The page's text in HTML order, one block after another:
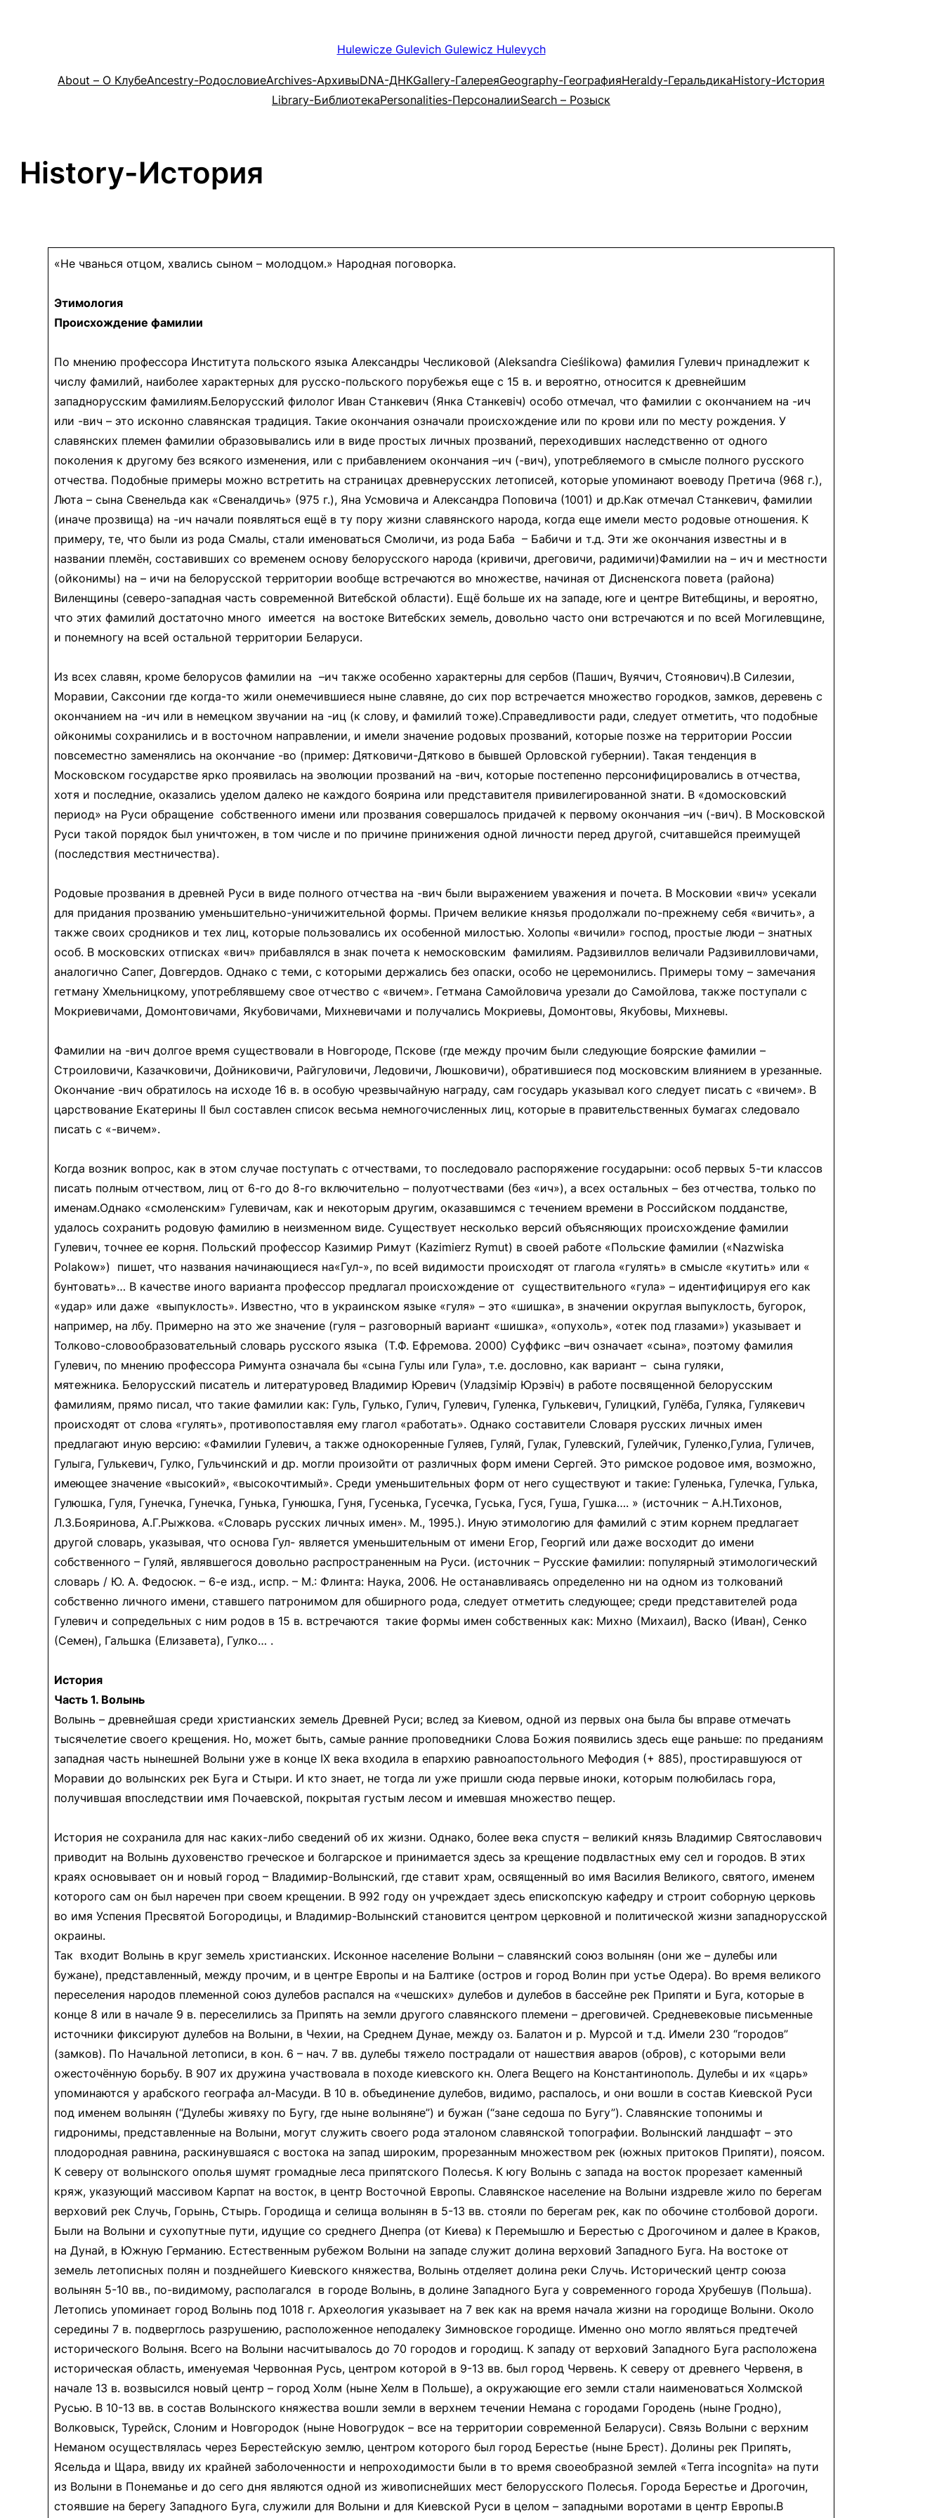
Hulewicze Gulevich Gulewicz Hulevych
About – О КлубеAncestry-РодословиеArchives-АрхивыDNA-ДНКGallery-ГалереяGeography-ГеографияHeraldy-ГеральдикаHistory-История
Library-БиблиотекаPersonalities-ПерсоналииSearch – Розыск
History-История
«Не чванься отцом, хвались сыном – молодцом.» Народная поговорка.
Этимология
Происхождение фамилии
По мнению профессора Института польского языка Александры Чесликовой (Aleksandra Cieślikowa) фамилия Гулевич принадлежит к
числу фамилий, наиболее характерных для русско-польского порубежья еще с 15 в. и вероятно, относится к древнейшим
западнорусским фамилиям.Белорусский филолог Иван Станкевич (Янка Станкевіч) особо отмечал, что фамилии с окончанием на -ич
или -вич – это исконно славянская традиция. Такие окончания означали происхождение или по крови или по месту рождения. У
славянских племен фамилии образовывались или в виде простых личных прозваний, переходивших наследственно от одного
поколения к другому без всякого изменения, или с прибавлением окончания –ич (-вич), употребляемого в смысле полного русского
отчества. Подобные примеры можно встретить на страницах древнерусских летописей, которые упоминают воеводу Претича (968 г.),
Люта – сына Свенельда как «Свеналдичь» (975 г.), Яна Усмовича и Александра Поповича (1001) и др.Как отмечал Станкевич, фамилии
(иначе прозвища) на -ич начали появляться ещё в ту пору жизни славянского народа, когда еще имели место родовые отношения. К
примеру, те, что были из рода Смалы, стали именоваться Смоличи, из рода Баба – Бабичи и т.д. Эти же окончания известны и в
названии племён, составивших со временем основу белорусского народа (кривичи, дреговичи, радимичи)Фамилии на – ич и местности
(ойконимы) на – ичи на белорусской территории вообще встречаются во множестве, начиная от Дисненскога повета (района)
Виленщины (северо-западная часть современной Витебской области). Ещё больше их на западе, юге и центре Витебщины, и вероятно,
что этих фамилий достаточно много имеется на востоке Витебских земель, довольно часто они встречаются и по всей Могилевщине,
и понемногу на всей остальной территории Беларуси.
Из всех славян, кроме белорусов фамилии на –ич также особенно характерны для сербов (Пашич, Вуячич, Стоянович).В Силезии,
Моравии, Саксонии где когда-то жили онемечившиеся ныне славяне, до сих пор встречается множество городков, замков, деревень с
окончанием на -ич или в немецком звучании на -иц (к слову, и фамилий тоже).Справедливости ради, следует отметить, что подобные
ойконимы сохранились и в восточном направлении, и имели значение родовых прозваний, которые позже на территории России
повсеместно заменялись на окончание -во (пример: Дятковичи-Дятково в бывшей Орловской губернии). Такая тенденция в
Московском государстве ярко проявилась на эволюции прозваний на -вич, которые постепенно персонифицировались в отчества,
хотя и последние, оказались уделом далеко не каждого боярина или представителя привилегированной знати. В «домосковский
период» на Руси обращение собственного имени или прозвания совершалось придачей к первому окончания –ич (-вич). В Московской
Руси такой порядок был уничтожен, в том числе и по причине принижения одной личности перед другой, считавшейся преимущей
(последствия местничества).
Родовые прозвания в древней Руси в виде полного отчества на -вич были выражением уважения и почета. В Московии «вич» усекали
для придания прозванию уменьшительно-уничижительной формы. Причем великие князья продолжали по-прежнему себя «вичить», а
также своих сродников и тех лиц, которые пользовались их особенной милостью. Холопы «вичили» господ, простые люди – знатных
особ. В московских отписках «вич» прибавлялся в знак почета к немосковским фамилиям. Радзивиллов величали Радзивилловичами,
аналогично Сапег, Довгердов. Однако с теми, с которыми держались без опаски, особо не церемонились. Примеры тому – замечания
гетману Хмельницкому, употреблявшему свое отчество с «вичем». Гетмана Самойловича урезали до Самойлова, также поступали с
Мокриевичами, Домонтовичами, Якубовичами, Михневичами и получались Мокриевы, Домонтовы, Якубовы, Михневы.
Фамилии на -вич долгое время существовали в Новгороде, Пскове (где между прочим были следующие боярские фамилии –
Строиловичи, Казачковичи, Дойниковичи, Райгуловичи, Ледовичи, Люшковичи), обратившиеся под московским влиянием в урезанные.
Окончание -вич обратилось на исходе 16 в. в особую чрезвычайную награду, сам государь указывал кого следует писать с «вичем». В
царствование Екатерины II был составлен список весьма немногочисленных лиц, которые в правительственных бумагах следовало
писать с «-вичем».
Когда возник вопрос, как в этом случае поступать с отчествами, то последовало распоряжение государыни: особ первых 5-ти классов
писать полным отчеством, лиц от 6-го до 8-го включительно – полуотчествами (без «ич»), а всех остальных – без отчества, только по
именам.Однако «смоленским» Гулевичам, как и некоторым другим, оказавшимся с течением времени в Российском подданстве,
удалось сохранить родовую фамилию в неизменном виде. Существует несколько версий объясняющих происхождение фамилии
Гулевич, точнее ее корня. Польский профессор Казимир Римут (Kazimierz Rymut) в своей работе «Польские фамилии («Nazwiska
Polakow») пишет, что названия начинающиеся на«Гул-», по всей видимости происходят от глагола «гулять» в смысле «кутить» или «
бунтовать»… В качестве иного варианта профессор предлагал происхождение от существительного «гула» – идентифицируя его как
«удар» или даже «выпуклость». Известно, что в украинском языке «гуля» – это «шишка», в значении округлая выпуклость, бугорок,
например, на лбу. Примерно на это же значение (гуля – разговорный вариант «шишка», «опухоль», «отек под глазами») указывает и
Толково-словообразовательный словарь русского языка (Т.Ф. Ефремова. 2000) Суффикс –вич означает «сына», поэтому фамилия
Гулевич, по мнению профессора Римунта означала бы «сына Гулы или Гула», т.е. дословно, как вариант – сына гуляки,
мятежника. Белорусский писатель и литературовед Владимир Юревич (Уладзiмiр Юрэвiч) в работе посвященной белорусским
фамилиям, прямо писал, что такие фамилии как: Гуль, Гулько, Гулич, Гулевич, Гуленка, Гулькевич, Гулицкий, Гулёба, Гуляка, Гулякевич
происходят от слова «гулять», противопоставляя ему глагол «работать». Однако составители Словаря русских личных имен
предлагают иную версию: «Фамилии Гулевич, а также однокоренные Гуляев, Гуляй, Гулак, Гулевский, Гулейчик, Гуленко,Гулиа, Гуличев,
Гулыга, Гулькевич, Гулко, Гульчинский и др. могли произойти от различных форм имени Сергей. Это римское родовое имя, возможно,
имеющее значение «высокий», «высокочтимый». Среди уменьшительных форм от него существуют и такие: Гуленька, Гулечка, Гулька,
Гулюшка, Гуля, Гунечка, Гунечка, Гунька, Гунюшка, Гуня, Гусенька, Гусечка, Гуська, Гуся, Гуша, Гушка…. » (источник – А.Н.Тихонов,
Л.З.Бояринова, А.Г.Рыжкова. «Словарь русских личных имен». М., 1995.). Иную этимологию для фамилий с этим корнем предлагает
другой словарь, указывая, что основа Гул- является уменьшительным от имени Егор, Георгий или даже восходит до имени
собственного – Гуляй, являвшегося довольно распространенным на Руси. (источник – Русские фамилии: популярный этимологический
словарь / Ю. А. Федосюк. – 6-е изд., испр. – М.: Флинта: Наука, 2006. Не останавливаясь определенно ни на одном из толкований
собственно личного имени, ставшего патронимом для обширного рода, следует отметить следующее; среди представителей рода
Гулевич и сопредельных с ним родов в 15 в. встречаются такие формы имен собственных как: Михно (Михаил), Васко (Иван), Сенко
(Семен), Гальшка (Елизавета), Гулко… .
История
Часть 1. Волынь
Волынь – древнейшая среди христианских земель Древней Руси; вслед за Киевом, одной из первых она была бы вправе отмечать
тысячелетие своего крещения. Но, может быть, самые ранние проповедники Слова Божия появились здесь еще раньше: по преданиям
западная часть нынешней Волыни уже в конце IX века входила в епархию равноапостольного Мефодия (+ 885), простиравшуюся от
Моравии до волынских рек Буга и Стыри. И кто знает, не тогда ли уже пришли сюда первые иноки, которым полюбилась гора,
получившая впоследствии имя Почаевской, покрытая густым лесом и имевшая множество пещер.
История не сохранила для нас каких-либо сведений об их жизни. Однако, более века спустя – великий князь Владимир Святославович
приводит на Волынь духовенство греческое и болгарское и принимается здесь за крещение подвластных ему сел и городов. В этих
краях основывает он и новый город – Владимир-Волынский, где ставит храм, освященный во имя Василия Великого, святого, именем
которого сам он был наречен при своем крещении. В 992 году он учреждает здесь епископскую кафедру и строит соборную церковь
во имя Успения Пресвятой Богородицы, и Владимир-Волынский становится центром церковной и политической жизни западнорусской
окраины.
Так входит Волынь в круг земель христианских. Исконное население Волыни – славянский союз волынян (они же – дулебы или
бужане), представленный, между прочим, и в центре Европы и на Балтике (остров и город Волин при устье Одера). Во время великого
переселения народов племенной союз дулебов распался на «чешских» дулебов и дулебов в бассейне рек Припяти и Буга, которые в
конце 8 или в начале 9 в. переселились за Припять на земли другого славянского племени – дреговичей. Средневековые письменные
источники фиксируют дулебов на Волыни, в Чехии, на Среднем Дунае, между оз. Балатон и р. Мурсой и т.д. Имели 230 “городов”
(замков). По Начальной летописи, в кон. 6 – нач. 7 вв. дулебы тяжело пострадали от нашествия аваров (обров), с которыми вели
ожесточённую борьбу. В 907 их дружина участвовала в походе киевского кн. Олега Вещего на Константинополь. Дулебы и их «царь»
упоминаются у арабского географа ал-Масуди. В 10 в. объединение дулебов, видимо, распалось, и они вошли в состав Киевской Руси
под именем волынян (“Дулебы живяху по Бугу, где ныне волыняне”) и бужан (“зане седоша по Бугу”). Славянские топонимы и
гидронимы, представленные на Волыни, могут служить своего рода эталоном славянской топографии. Волынский ландшафт – это
плодородная равнина, раскинувшаяся с востока на запад широким, прорезанным множеством рек (южных притоков Припяти), поясом.
К северу от волынского ополья шумят громадные леса припятского Полесья. К югу Волынь с запада на восток прорезает каменный
кряж, указующий массивом Карпат на восток, в центр Восточной Европы. Славянское население на Волыни издревле жило по берегам
верховий рек Случь, Горынь, Стырь. Городища и селища волынян в 5-13 вв. стояли по берегам рек, как по обочине столбовой дороги.
Были на Волыни и сухопутные пути, идущие со среднего Днепра (от Киева) к Перемышлю и Берестью с Дрогочином и далее в Краков,
на Дунай, в Южную Германию. Естественным рубежом Волыни на западе служит долина верховий Западного Буга. На востоке от
земель летописных полян и позднейшего Киевского княжества, Волынь отделяет долина реки Случь. Исторический центр союза
волынян 5-10 вв., по-видимому, располагался в городе Волынь, в долине Западного Буга у современного города Хрубешув (Польша).
Летопись упоминает город Волынь под 1018 г. Археология указывает на 7 век как на время начала жизни на городище Волыни. Около
середины 7 в. подверглось разрушению, расположенное неподалеку Зимновское городище. Именно оно могло являться предтечей
исторического Волыня. Всего на Волыни насчитывалось до 70 городов и городищ. К западу от верховий Западного Буга расположена
историческая область, именуемая Червонная Русь, центром которой в 9-13 вв. был город Червень. К северу от древнего Червеня, в
начале 13 в. возвысился новый центр – город Холм (ныне Хелм в Польше), а окружающие его земли стали наименоваться Холмской
Русью. В 10-13 вв. в состав Волынского княжества вошли земли в верхнем течении Немана с городами Городень (ныне Гродно),
Волковыск, Турейск, Слоним и Новгородок (ныне Новогрудок – все на территории современной Беларуси). Связь Волыни с верхним
Неманом осуществлялась через Берестейскую землю, центром которого был город Берестье (ныне Брест). Долины рек Припять,
Ясельда и Щара, ввиду их крайней заболоченности и непроходимости были в то время своеобразной землей «Terra incognita» на пути
из Волыни в Понеманье и до сего дня являются одной из живописнейших мест белорусского Полесья. Города Берестье и Дрогочин,
стоявшие на берегу Западного Буга, служили для Волыни и для Киевской Руси в целом – западными воротами в центр Европы.В